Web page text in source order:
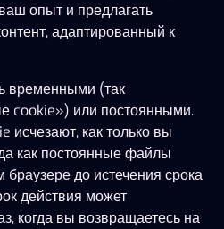
Mega
10 938 €
Star Supreme
Black KnightFootball Star Deluxe
опыт и предлагать
адаптированный к
временными (так
cookie») или постоянными.
как только вы
как постоянные файлы
до истечения срока
действия может
когда вы возвращаетесь на